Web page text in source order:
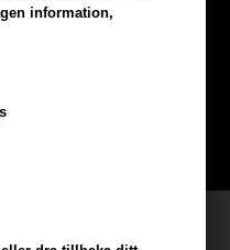
information,
på hela din
få rabatter när du handlar